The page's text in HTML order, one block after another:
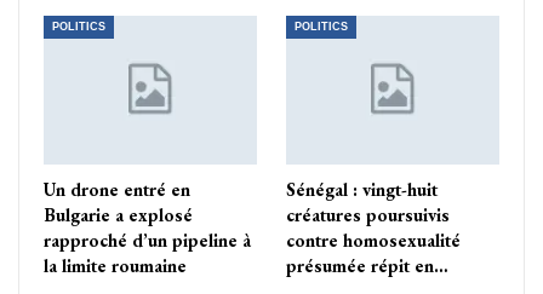
POLITICS
Un drone entré en
Bulgarie a explosé
rapproché d’un pipeline à
la limite roumaine
POLITICS
Sénégal : vingt-huit
créatures poursuivis
contre homosexualité
présumée répit en…